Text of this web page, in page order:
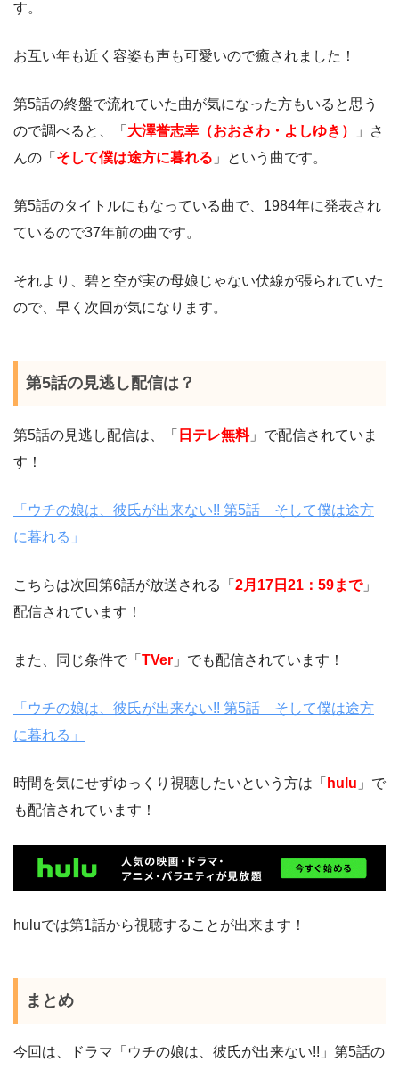
す。
お互い年も近く容姿も声も可愛いので癒されました！
第5話の終盤で流れていた曲が気になった方もいると思う
ので調べると、「 大澤誉志幸（おおさわ・よしゆき）
」さ
んの「 そして僕は途方に暮れる 」という曲です。
第5話のタイトルにもなっている曲で、1984年に発表され
ているので37年前の曲です。
それより、碧と空が実の母娘じゃない伏線が張られていた
ので、早く次回が気になります。
第5話の見逃し配信は？
第5話の見逃し配信は、「 日テレ無料」で配信されていま
す！
「ウチの娘は、彼氏が出来ない!! 第5話 そして僕は途方
に暮れる」
こちらは次回第6話が放送される「 2月17日21：59まで」
配信されています！
また、同じ条件で「 TVer 」でも配信されています！
「ウチの娘は、彼氏が出来ない!! 第5話 そして僕は途方
に暮れる」
時間を気にせずゆっくり視聴したいという方は「 hulu 」で
も配信されています！
huluでは第1話から視聴することが出来ます！
まとめ
今回は、ドラマ「ウチの娘は、彼氏が出来ない!!」第5話の